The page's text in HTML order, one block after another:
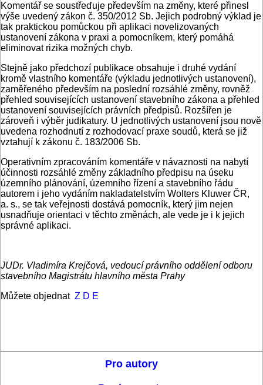
Komentář se soustřeďuje především na změny, které přinesl
výše uvedený zákon č. 350/2012 Sb. Jejich podrobný výklad je
tak praktickou pomůckou při aplikaci novelizovaných
ustanovení zákona v praxi a pomocníkem, který pomáhá
eliminovat rizika možných chyb.
Stejně jako předchozí publikace obsahuje i druhé vydání
kromě vlastního komentáře (výkladu jednotlivých ustanovení),
zaměřeného především na poslední rozsáhlé změny, rovněž
přehled souvisejících ustanovení stavebního zákona a přehled
ustanovení souvisejících právních předpisů. Rozšířen je
zároveň i výběr judikatury. U jednotlivých ustanovení jsou nově
uvedena rozhodnutí z rozhodovací praxe soudů, která se již
vztahují k zákonu č. 183/2006 Sb.
Operativním zpracováním komentáře v návaznosti na nabytí
účinnosti rozsáhlé změny základního předpisu na úseku
územního plánování, územního řízení a stavebního řádu
autorem i jeho vydáním nakladatelstvím Wolters Kluwer ČR,
a. s., se tak veřejnosti dostává pomocník, který jim nejen
usnadňuje orientaci v těchto změnách, ale vede je i k jejich
správné aplikaci.
JUDr. Vladimíra Krejčová, vedoucí právního oddělení odboru
stavebního Magistrátu hlavního města Prahy
Můžete objednat Z D E
Pro autory